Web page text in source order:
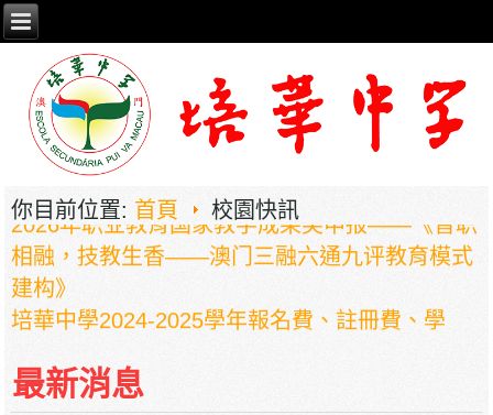
你目前位置: 首頁 校園快訊
2026年职业教育国家教学成果奖申报——《普职
相融，技教生香——澳门三融六通九评教育模式
建构》
培華中學2024-2025學年報名費、註冊費、學
費、補充服務費、學校選擇性服務費及學校代收
項目
培華中學收費項目一覽表
最新消息